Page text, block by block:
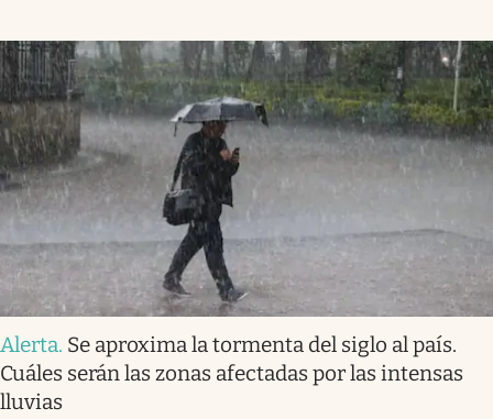
Alerta. Se aproxima la tormenta del siglo al país.
Cuáles serán las zonas afectadas por las intensas
lluvias